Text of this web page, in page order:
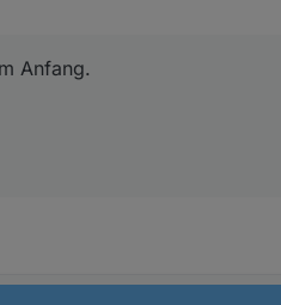
Anfang.